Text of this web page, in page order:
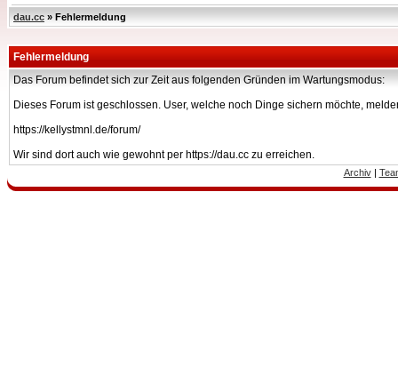
dau.cc » Fehlermeldung
Fehlermeldung
Das Forum befindet sich zur Zeit aus folgenden Gründen im Wartungsmodus:
Dieses Forum ist geschlossen. User, welche noch Dinge sichern möchte,
https://kellystmnl.de/forum/
Wir sind dort auch wie gewohnt per https://dau.cc zu erreichen.
Archiv|